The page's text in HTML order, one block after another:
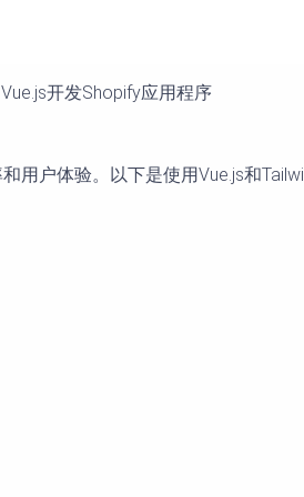
Vue.js开发Shopify应用程序
户体验。以下是使用Vue.js和